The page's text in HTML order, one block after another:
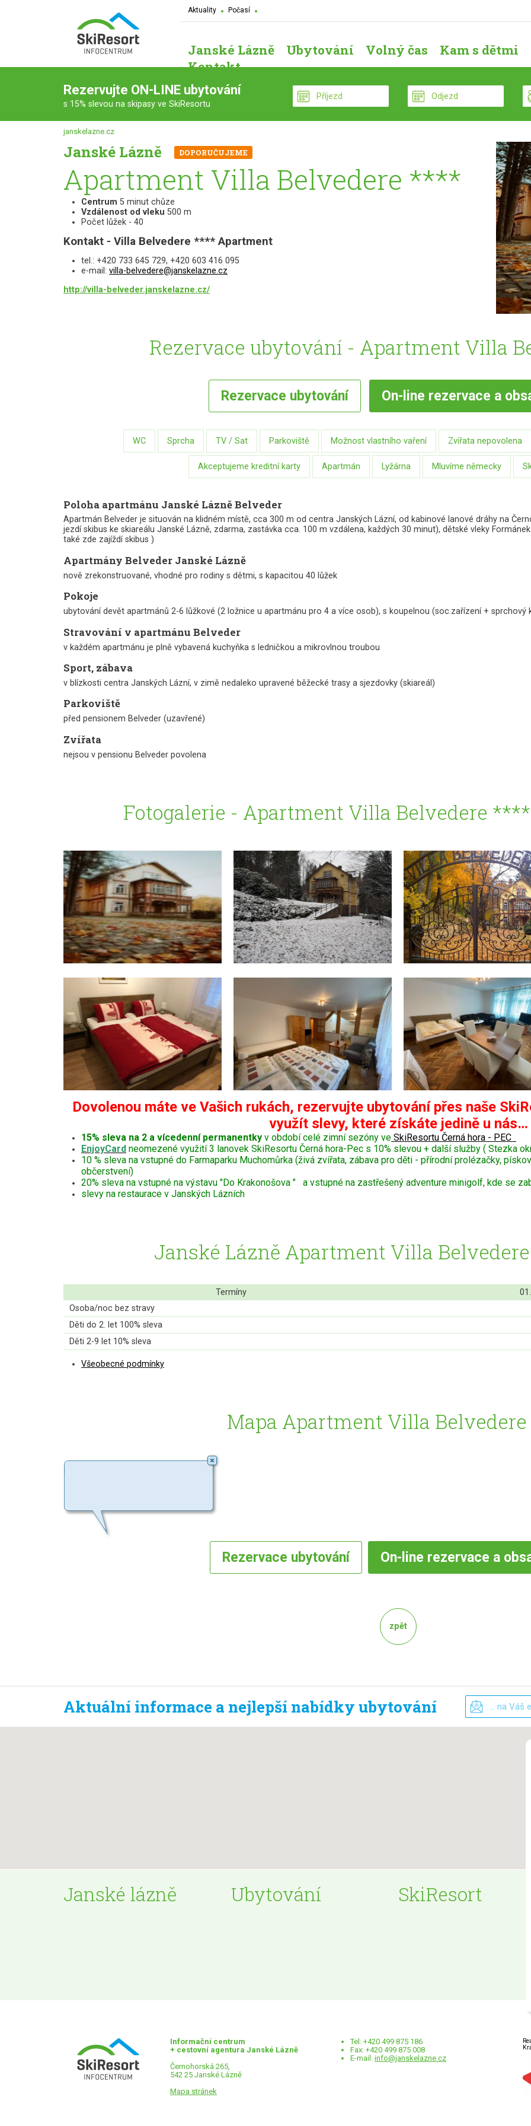
Aktuality Počasí
Janské Lázně Ubytování Volný čas Kam s dětmi
Kontakt
Rezervujte ON-LINE ubytování
s 15% slevou na skipasy ve SkiResortu
janskelazne.cz
Janské Lázně DOPORUČUJEME
Apartment Villa Belvedere ****
Centrum 5 minut chůze
Vzdálenost od vleku 500 m
Počet lůžek - 40
Kontakt - Villa Belvedere **** Apartment
tel.: +420 733 645 729, +420 603 416 095
e-mail: villa-belvedere@janskelazne.cz
http://villa-belveder.janskelazne.cz/
Rezervace ubytování - Apartment Villa
Rezervace ubytování On-line rezervace a
WC Sprcha TV / Sat Parkoviště Možnost vlastního vaření Zvířata nepovolena
Akceptujeme kreditní karty Apartmán Lyžárna Mluvíme německy
Poloha apartmánu Janské Lázně Belveder
Apartmán Belveder je situován na klidném místě, cca 300 m od centra Janských Lázní, od kabinové lanové dráhy na
jezdí skibus ke skiareálu Janské Lázně, zdarma, zastávka cca. 100 m vzdálena, každých 30 minut), dětské vleky
také zde zajíždí skibus )
Apartmány Belveder Janské Lázně
nově zrekonstruované, vhodné pro rodiny s dětmi, s kapacitou 40 lůžek
Pokoje
ubytování devět apartmánů 2-6 lůžkové (2 ložnice u apartmánu pro 4 a více osob), s koupelnou (soc.zařízení + sprchový
Stravování v apartmánu Belveder
v každém apartmánu je plně vybavená kuchyňka s ledničkou a mikrovlnou troubou
Sport, zábava
v blízkosti centra Janských Lázní, v zimě nedaleko upravené běžecké trasy a sjezdovky (skiareál)
Parkoviště
před pensionem Belveder (uzavřené)
Zvířata
nejsou v pensionu Belveder povolena
Fotogalerie - Apartment Villa Belvedere
Dovolenou máte ve Vašich rukách, rezervujte ubytování přes naše
využít slevy, které získáte jedině u nás…
15% sleva na 2 a vícedenní permanentky v období celé zimní sezóny ve SkiResortu Černá hora - PEC
EnjoyCard neomezené využití 3 lanovek SkiResortu Černá hora-Pec s 10% slevou + další služby ( Stezka
10 % sleva na vstupné do Farmaparku Muchomůrka (živá zvířata, zábava pro děti - přírodní prolézačky,
občerstvení)
20% sleva na vstupné na výstavu "Do Krakonošova " a vstupné na zastřešený adventure minigolf, kde se
slevy na restaurace v Janských Lázních
Janské Lázně Apartment Villa
Termíny
Osoba/noc bez stravy
Děti do 2. let 100% sleva
Děti 2-9 let 10% sleva
Všeobecné podmínky
Mapa Apartment Villa
Rezervace ubytování On-line rezervace a
zpět
Aktuální informace a nejlepší nabídky ubytování
Janské lázně Ubytování SkiResort
Informační centrum
+ cestovní agentura Janské Lázně
Černohorská 265,
542 25 Janské Lázně
Mapa stránek
Tel: +420 499 875 186
Fax: +420 499 875 008
E-mail:info@janskelazne.cz